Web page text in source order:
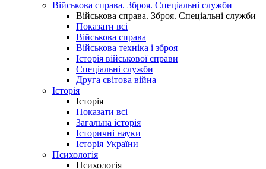
Військова справа. Зброя. Спеціальні служби
Військова справа. Зброя. Спеціальні служби
Показати всі
Військова справа
Військова техніка і зброя
Історія військової справи
Спеціальні служби
Друга світова війна
Історія
Історія
Показати всі
Загальна історія
Історичні науки
Історія України
Психологія
Психологія